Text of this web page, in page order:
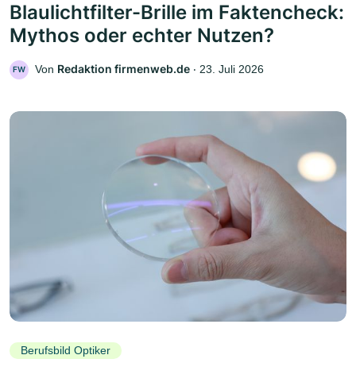
Blaulichtfilter-Brille im Faktencheck:
Mythos oder echter Nutzen?
FW Von Redaktion firmenweb.de ‧ 23. Juli 2026
Berufsbild Optiker